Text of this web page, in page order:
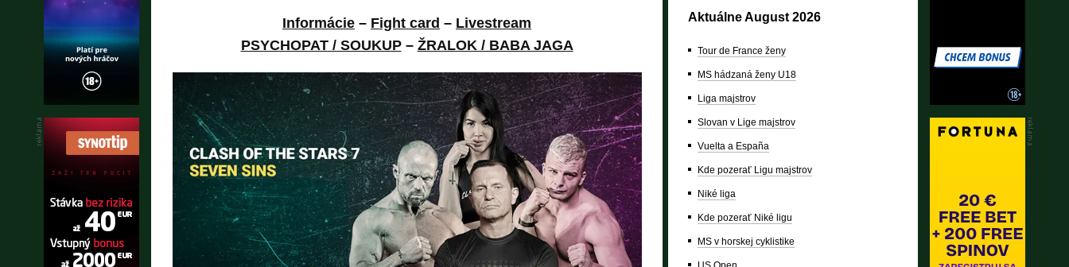
Informácie – Fight card – Livestream
PSYCHOPAT / SOUKUP– ŽRALOK / BABA JAGA
Aktuálne August 2026
Tour de France ženy
MS hádzaná ženy U18
Liga majstrov
Slovan v Lige majstrov
Vuelta a España
Kde pozerať Ligu majstrov
Niké liga
Kde pozerať Niké ligu
MS v horskej cyklistike